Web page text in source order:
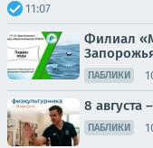
11:07
Филиал
ПАБЛИКИ
8 августа
ПАБЛИКИ